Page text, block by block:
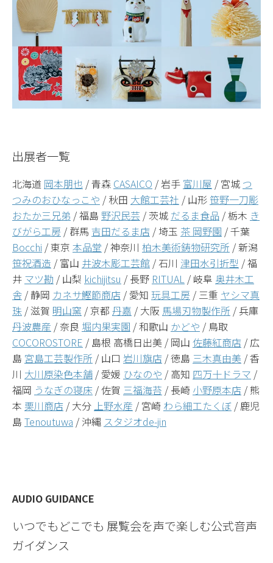
出展者一覧
北海道 岡本朋也 / 青森 CASAICO / 岩手 富川屋 / 宮城 つ
つみのおひなっこや / 秋田 大館工芸社 / 山形 笹野一刀彫
おたか三兄弟 / 福島 野沢民芸 / 茨城 だるま食品 / 栃木 き
びがら工房 / 群馬 吉田だるま店 / 埼玉 茶 岡野園 / 千葉
Bocchi / 東京 本品堂 / 神奈川 柏木美術鋳物研究所 / 新潟
笹祝酒造 / 富山 井波木彫工芸館 / 石川 津田水引折型 / 福
井 マツ勘 / 山梨 kichijitsu / 長野 RITUAL / 岐阜 奥井木工
舎 / 静岡 カネサ鰹節商店 / 愛知 玩具工房 / 三重 ヤシマ真
珠 / 滋賀 明山窯 / 京都 丹嘉 / 大阪 馬場刃物製作所 / 兵庫
丹波農産 / 奈良 堀内果実園 / 和歌山 かどや / 鳥取
COCOROSTORE / 島根 高橋日出美 / 岡山 佐藤紅商店 / 広
島 宮島工芸製作所 / 山口 岩川旗店 / 徳島 三木真由美 / 香
川 大川原染色本舗 / 愛媛 ひなのや / 高知 四万十ドラマ /
福岡 うなぎの寝床 / 佐賀 三福海苔 / 長崎 小野原本店 / 熊
本 栗川商店 / 大分上野水産 / 宮崎 わら細工たくぼ / 鹿児
島 Tenoutuwa / 沖縄 スタジオde-jin
AUDIO GUIDANCE
いつでもどこでも 展覧会を声で楽しむ公式音声
ガイダンス